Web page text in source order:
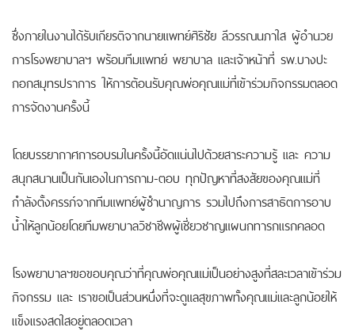
ซึ่งภายในงานได้รับเกียรติจากนายแพทย์ศิริชัย ลีวรรณนภาใส ผู้อำนวย
การโรงพยาบาลฯ พร้อมทีมแพทย์ พยาบาล และเจ้าหน้าที่ รพ.บางปะ
กอกสมุทรปราการ ให้การต้อนรับคุณพ่อคุณแม่ที่เข้าร่วมกิจกรรมตลอด
การจัดงานครั้งนี้
โดยบรรยากาศการอบรมในครั้งนี้อัดแน่นไปด้วยสาระความรู้ และ ความ
สนุกสนานเป็นกันเองในการถาม-ตอบ ทุกปัญหาที่สงสัยของคุณแม่ที่
กำลังตั้งครรภ์จากทีมแพทย์ผู้ชำนาญการ รวมไปถึงการสาธิตการอาบ
น้ำให้ลูกน้อยโดยทีมพยาบาลวิชาชีพผู้เชี่ยวชาญแผนกทารกแรกคลอด
โรงพยาบาลฯขอขอบคุณว่าที่คุณพ่อคุณแม่เป็นอย่างสูงที่สละเวลาเข้าร่วม
กิจกรรม และ เราขอเป็นส่วนหนึ่งที่จะดูแลสุขภาพทั้งคุณแม่และลูกน้อยให้
แข็งแรงสดใสอยู่ตลอดเวลา